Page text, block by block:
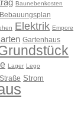
Baunebenkosten
Bebauungsplan
Elektrik Empore
Gartenhaus
Lager Lego
Straße Strom